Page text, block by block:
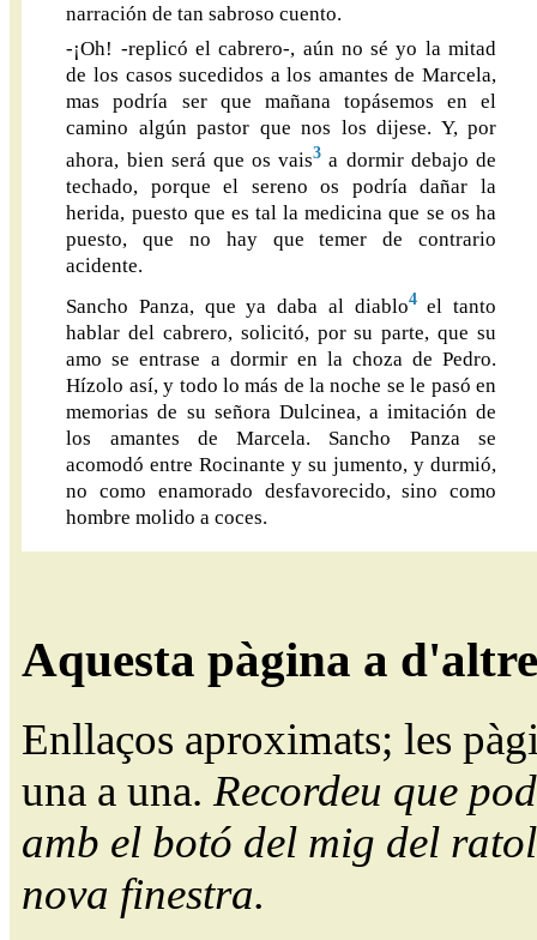
narración de tan sabroso cuento.
-¡Oh! -replicó el cabrero-, aún no sé yo la mitad
de los casos sucedidos a los amantes de Marcela,
mas podría ser que mañana topásemos en el
camino algún pastor que nos los dijese. Y, por
ahora, bien será que os vais3 a dormir debajo de
techado, porque el sereno os podría dañar la
herida, puesto que es tal la medicina que se os ha
puesto, que no hay que temer de contrario
acidente.
Sancho Panza, que ya daba al diablo4el tanto
hablar del cabrero, solicitó, por su parte, que su
amo se entrase a dormir en la choza de Pedro.
Hízolo así, y todo lo más de la noche se le pasó en
memorias de su señora Dulcinea, a imitación de
los amantes de Marcela. Sancho Panza se
acomodó entre Rocinante y su jumento, y durmió,
no como enamorado desfavorecido, sino como
hombre molido a coces.
Aquesta pàgina a
Enllaços aproximats; les
una a una.Recordeu que
amb el botó del mig del
nova finestra.